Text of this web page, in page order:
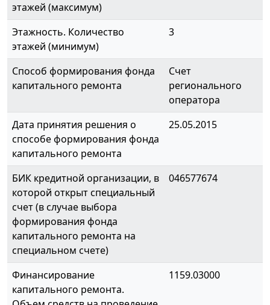
этажей (максимум)
Этажность. Количество
этажей (минимум)
3
Способ формирования фонда
капитального ремонта
Счет
регионального
оператора
Дата принятия решения о
способе формирования фонда
капитального ремонта
25.05.2015
БИК кредитной организации, в
которой открыт специальный
счет (в случае выбора
формирования фонда
капитального ремонта на
специальном счете)
046577674
Финансирование
капитального ремонта.
1159.03000